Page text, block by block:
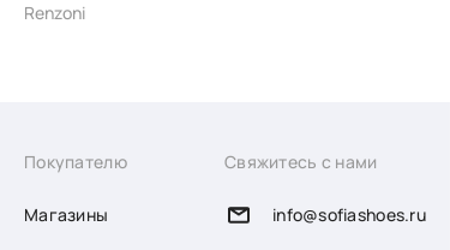
Renzoni
Покупателю
Магазины
Свяжитесь с нами
info@sofiashoes.ru